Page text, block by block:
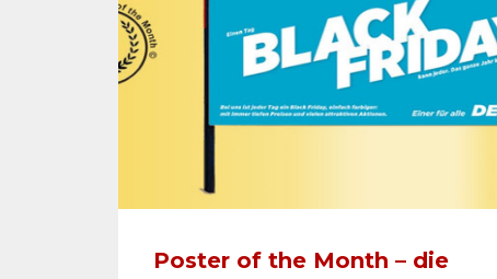
Poster of the Month – die